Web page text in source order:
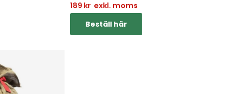
189 krexkl. moms
Beställ här